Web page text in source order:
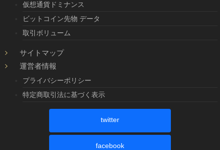
仮想通貨ドミナンス
ビットコイン先物 データ
取引ボリューム
サイトマップ
運営者情報
プライバシーポリシー
特定商取引法に基づく表示
twitter
facebook